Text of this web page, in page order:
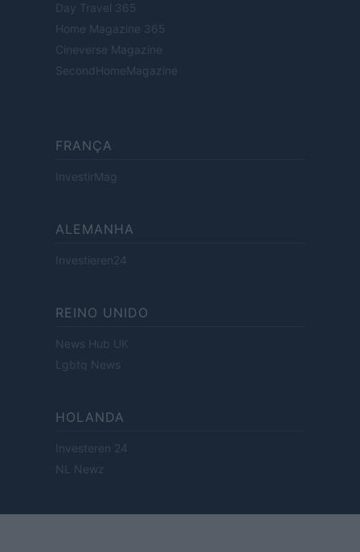
Day Travel 365
Home Magazine 365
Cineverse Magazine
SecondHomeMagazine
FRANÇA
InvestirMag
ALEMANHA
Investieren24
REINO UNIDO
News Hub UK
Lgbtq News
HOLANDA
Investeren 24
NL Newz